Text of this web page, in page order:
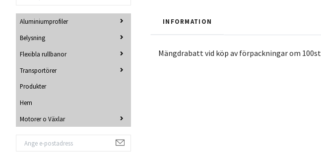
Aluminiumprofiler
Belysning
Flexibla rullbanor
Transportörer
Produkter
Hem
Motorer o Växlar
INFORMATION
Mängdrabatt vid köp av förpackningar om 100st